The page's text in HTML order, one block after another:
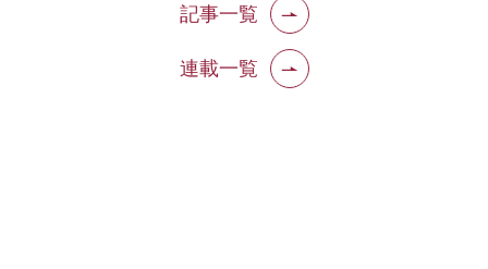
記事一覧
連載一覧